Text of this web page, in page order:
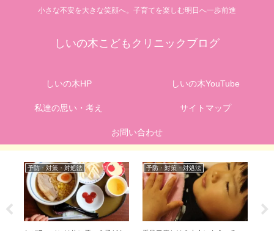
小さな不安を大きな笑顔へ。子育てを楽しむ明日へ一歩前進
しいの木こどもクリニックブログ
しいの木HP しいの木YouTube
私達の思い・考え サイトマップ
お問い合わせ
予防・対策・対処法 予防・対策・対処法